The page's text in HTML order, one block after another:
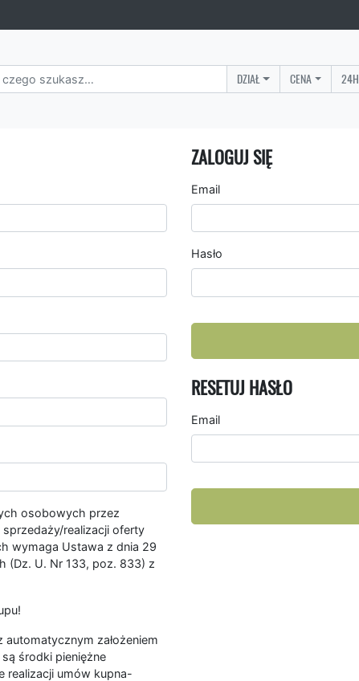
DZIAŁ CENA
osobowych przez
realizacji oferty
wymaga Ustawa z dnia 29
(Dz. U. Nr 133, poz. 833) z
automatycznym założeniem
środki pieniężne
realizacji umów kupna-
ZALOGUJ SIĘ
Email
Hasło
RESETUJ HASŁO
Email